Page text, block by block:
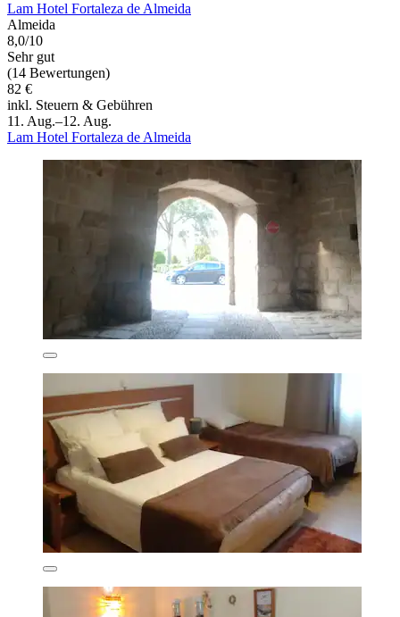
Lam Hotel Fortaleza de Almeida
Almeida
8,0/10
Sehr gut
(14 Bewertungen)
82 €
inkl. Steuern & Gebühren
11. Aug.–12. Aug.
Lam Hotel Fortaleza de Almeida